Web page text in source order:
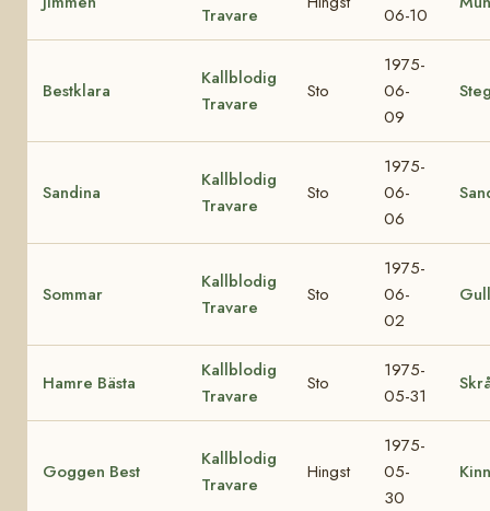
Travare
06-10
Bestklara
Kallblodig
Travare
Sto
1975-
06-
09
Sandina
Kallblodig
Travare
Sto
1975-
06-
06
Sommar
Kallblodig
Travare
Sto
1975-
06-
02
Hamre Bästa
Kallblodig
Travare
Sto
1975-
05-31
Goggen Best
Kallblodig
Travare
Hingst
1975-
05-
30